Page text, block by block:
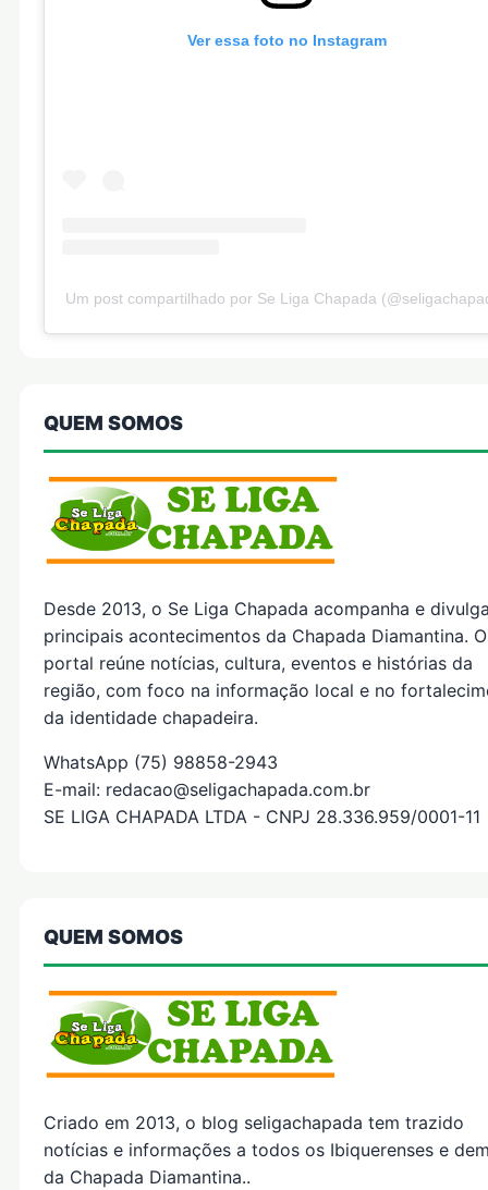
Ver essa foto no Instagram
Um post compartilhado por Se Liga Chapada
QUEM SOMOS
Desde 2013, o Se Liga Chapada acompanha e
principais acontecimentos da Chapada Diamantina. O
portal reúne notícias, cultura, eventos e histórias da
região, com foco na informação local e no
da identidade chapadeira.
WhatsApp (75) 98858-2943
E-mail: redacao@seligachapada.com.br
SE LIGA CHAPADA LTDA - CNPJ 28.336.959/0001-11
QUEM SOMOS
Criado em 2013, o blog seligachapada tem trazido
notícias e informações a todos os Ibiquerenses e
da Chapada Diamantina..